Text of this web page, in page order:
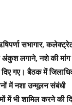
सभागार,
अंकुश लगाने, नशे की मांग
गए। बैठक में
में नशा उन्मूलन संबंधी
में भी शामिल करने की